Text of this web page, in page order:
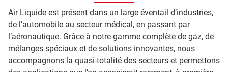
Air Liquide est présent dans un large éventail d’industries,
de l’automobile au secteur médical, en passant par
l’aéronautique. Grâce à notre gamme complète de gaz, de
mélanges spéciaux et de solutions innovantes, nous
accompagnons la quasi-totalité des secteurs et permettons